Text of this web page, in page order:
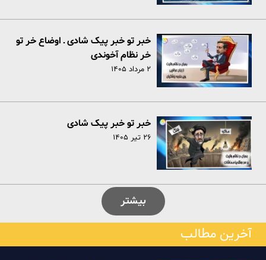
خبر تو خبر پیک شادی ـ اوضاع خر تو
خر نظام آخوندی
۲ مرداد ۱۴۰۵
خبر تو خبر پیک شادی
۲۶ تیر ۱۴۰۵
بیشتر
آخرین مطالب